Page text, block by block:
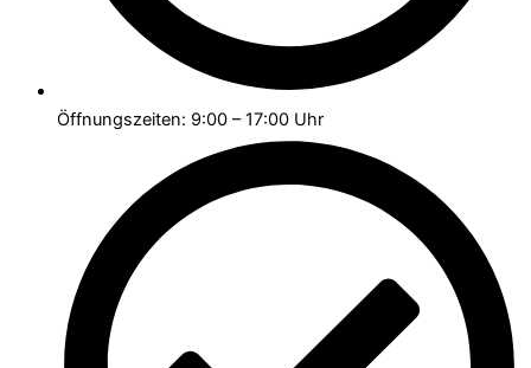
Öffnungszeiten: 9:00 – 17:00 Uhr